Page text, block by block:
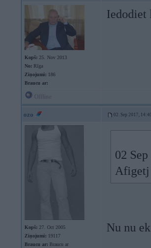
Kopš: 25. Nov 2013
No: Rīga
Ziņojumi: 186
Braucu ar:
Iedodiet
ozo 02. Sep 2017,
Kopš: 27. Oct 2005
Ziņojumi: 19117
Braucu ar: Braucu ar
02
Afigetj
Nu nu